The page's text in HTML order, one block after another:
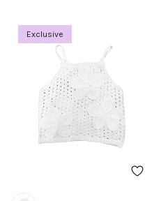
Exclusive